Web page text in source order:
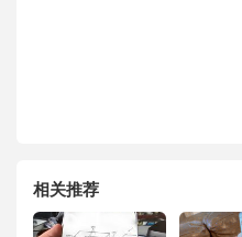
相关推荐